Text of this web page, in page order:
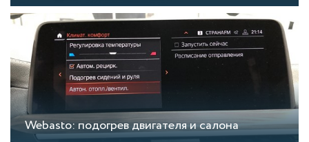
Webasto: подогрев двигателя и салона